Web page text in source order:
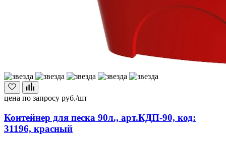
цена по запросу руб./шт
Контейнер для песка 90л., арт.КДП-90, код:
31196, красный